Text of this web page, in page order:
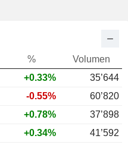
%
Volumen
+0.33%
35’644
-0.55%
60’820
+0.78%
37’898
+0.34%
41’592